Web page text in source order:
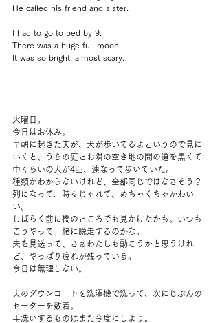
He called his friend and sister.
I had to go to bed by 9.
There was a huge full moon.
It was so bright, almost scary.
火曜日。
今日はお休み。
早朝に起きた夫が、犬が歩いてるよというので見に
いくと、うちの庭とお隣の空き地の間の道を黒くて
中くらいの犬が4匹、連なって歩いていた。
種類がわからないけれど、全部同じではなさそう？
列になって、時々じゃれて、めちゃくちゃかわい
い。
しばらく前に橋のところでも見かけたかも。いつも
こうやって一緒に脱走するのかな。
夫を見送って、さぁわたしも動こうかと思うけれ
ど、やっぱり疲れが残っている。
今日は無理しない。
夫のダウンコートを洗濯機で洗って、次にじぶんの
セーターを数着。
手洗いするものはまた今度にしよう。